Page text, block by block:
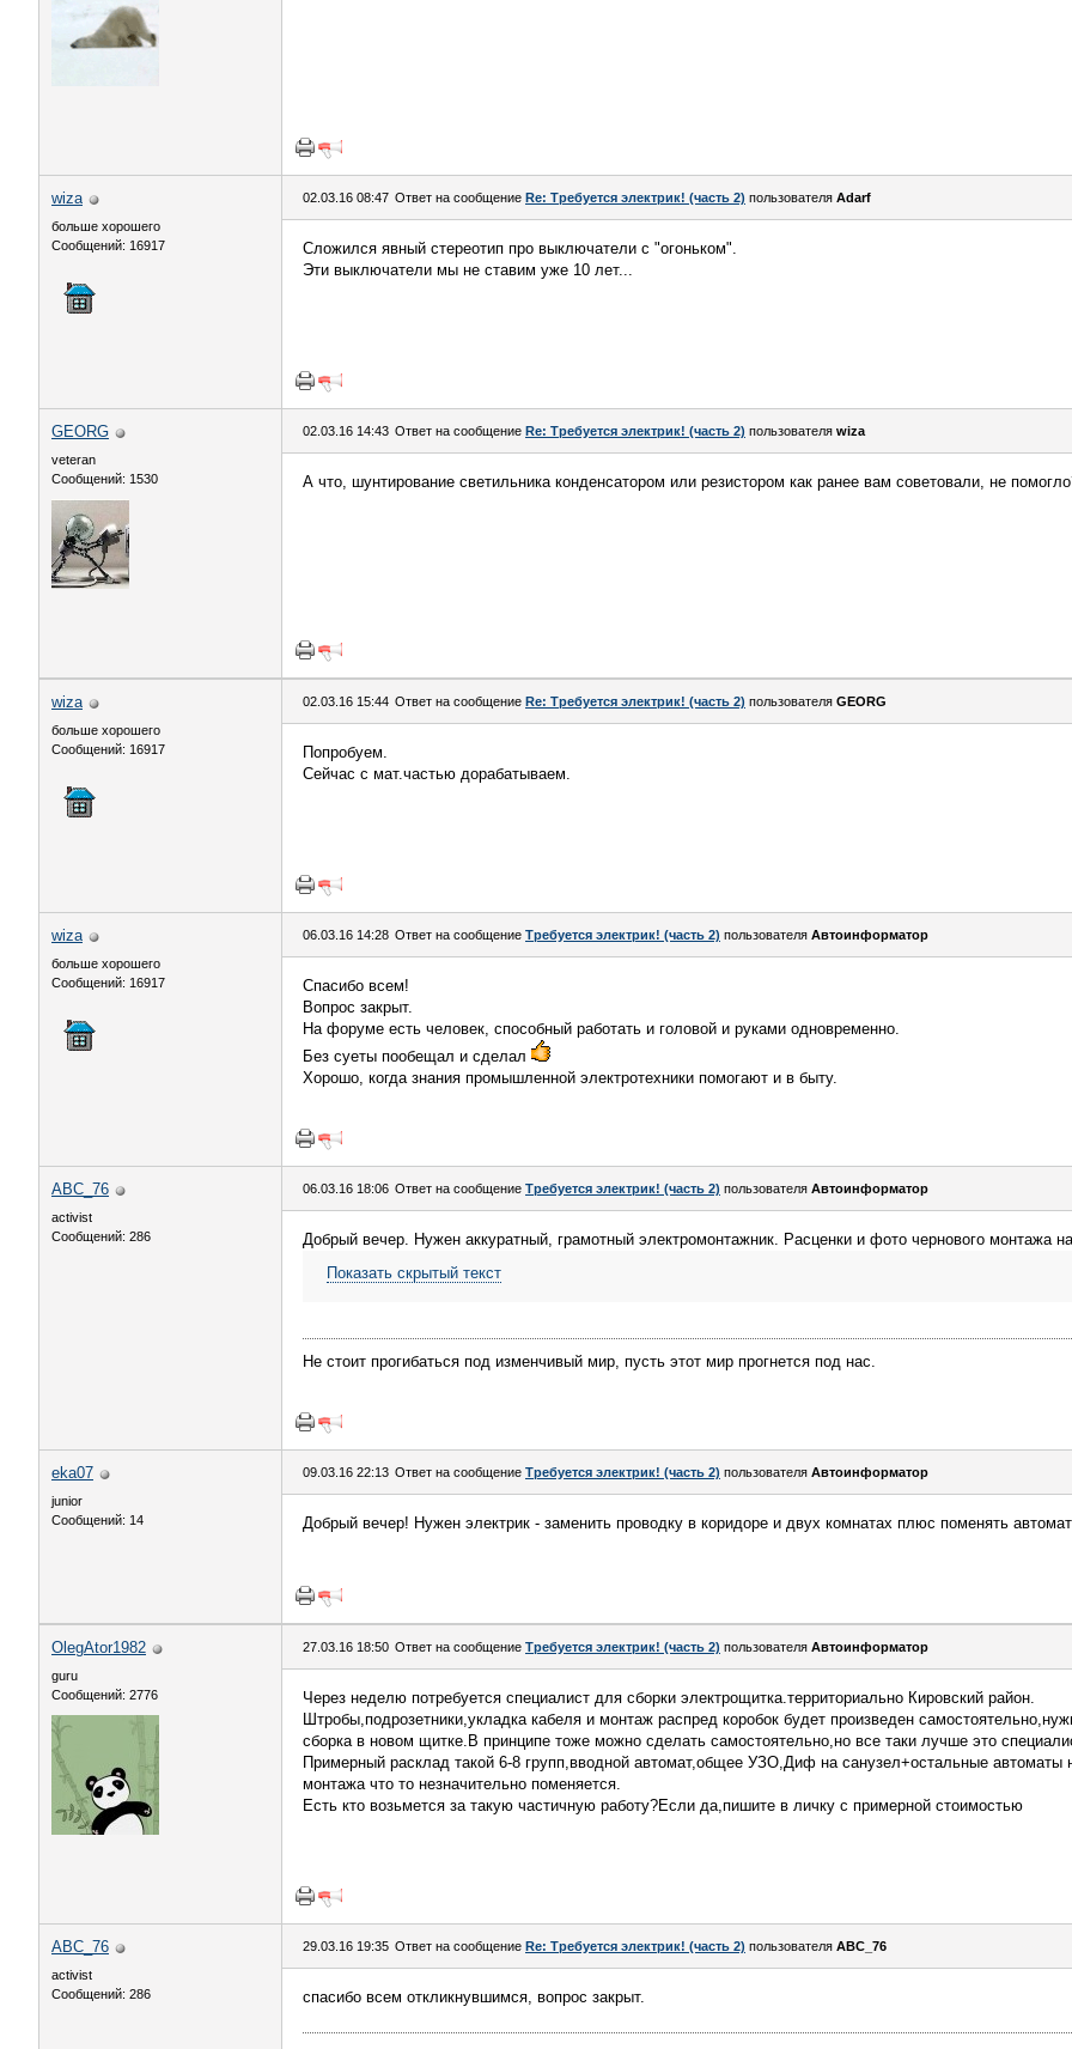
wiza
больше хорошего
Сообщений: 16917
02.03.16 08:47 Ответ на сообщение Re: Требуется электрик! (часть 2) пользователя Adarf
Сложился явный стереотип про выключатели с "огоньком".
Эти выключатели мы не ставим уже 10 лет...
GEORG
veteran
Сообщений: 1530
02.03.16 14:43 Ответ на сообщение Re: Требуется электрик! (часть 2) пользователя wiza
А что, шунтирование светильника конденсатором или резистором как ранее вам советовали, не
wiza
больше хорошего
Сообщений: 16917
02.03.16 15:44 Ответ на сообщение Re: Требуется электрик! (часть 2) пользователя GEORG
Попробуем.
Сейчас с мат.частью дорабатываем.
wiza
больше хорошего
Сообщений: 16917
06.03.16 14:28 Ответ на сообщение Требуется электрик! (часть 2) пользователя Автоинформатор
Спасибо всем!
Вопрос закрыт.
На форуме есть человек, способный работать и головой и руками одновременно.
Без суеты пообещал и сделал
Хорошо, когда знания промышленной электротехники помогают и в быту.
ABC_76
activist
Сообщений: 286
06.03.16 18:06 Ответ на сообщение Требуется электрик! (часть 2) пользователя Автоинформатор
Добрый вечер. Нужен аккуратный, грамотный электромонтажник. Расценки и фото чернового монтажа
Показать скрытый текст
Не стоит прогибаться под изменчивый мир, пусть этот мир прогнется под нас.
eka07
junior
Сообщений: 14
09.03.16 22:13 Ответ на сообщение Требуется электрик! (часть 2) пользователя Автоинформатор
Добрый вечер! Нужен электрик - заменить проводку в коридоре и двух комнатах плюс поменять
OlegAtor1982
guru
Сообщений: 2776
27.03.16 18:50 Ответ на сообщение Требуется электрик! (часть 2) пользователя Автоинформатор
Через неделю потребуется специалист для сборки электрощитка.территориально Кировский район.
Штробы,подрозетники,укладка кабеля и монтаж распред коробок будет произведен
сборка в новом щитке.В принципе тоже можно сделать самостоятельно,но все таки лучше это
Примерный расклад такой 6-8 групп,вводной автомат,общее УЗО,Диф на санузел+остальные автоматы
монтажа что то незначительно поменяется.
Есть кто возьмется за такую частичную работу?Если да,пишите в личку с примерной стоимостью
ABC_76
activist
Сообщений: 286
29.03.16 19:35 Ответ на сообщение Re: Требуется электрик! (часть 2) пользователя ABC_76
спасибо всем откликнувшимся, вопрос закрыт.